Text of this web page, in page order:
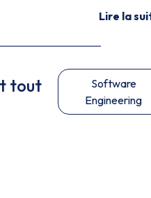
Lire la
tout
Software
Engineering